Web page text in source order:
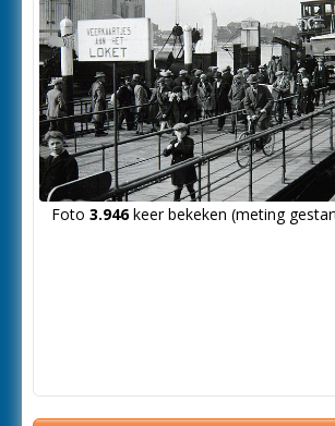
Foto 3.946keer bekeken (meting